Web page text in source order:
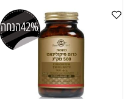
42%הנחה